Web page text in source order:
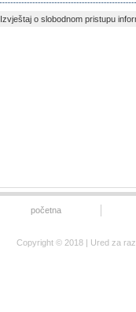
Izvještaj o slobodnom pristupu
početna
Copyright © 2018 | Ured za